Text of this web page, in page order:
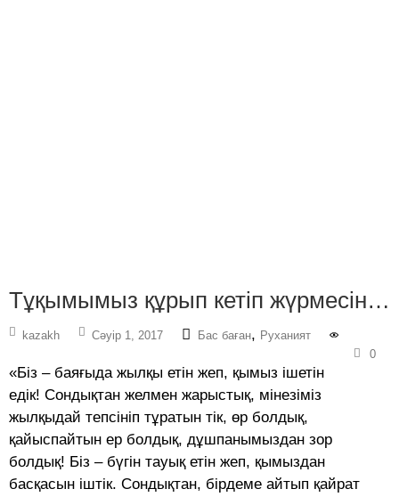
Тұқымымыз құрып кетіп жүрмесін…
kazakh Сәуір 1, 2017 Бас баған, Руханият
0
«Біз – баяғыда жылқы етін жеп, қымыз ішетін
едік! Сондықтан желмен жарыстық, мінезіміз
жылқыдай тепсініп тұратын тік, өр болдық,
қайыспайтын ер болдық, дұшпанымыздан зор
болдық! Біз – бүгін тауық етін жеп, қымыздан
басқасын іштік. Сондықтан, бірдеме айтып қайрат